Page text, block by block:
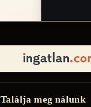
Találja meg nálunk